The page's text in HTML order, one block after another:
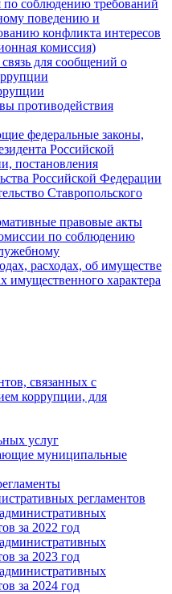
по соблюдению требований
поведению и
конфликта интересов
комиссия)
для сообщений о
противодействия
федеральные законы,
Российской
постановления
Российской Федерации
Ставропольского
правовые акты
по соблюдению
расходах, об имуществе
имущественного характера
связанных с
коррупции, для
услуг
муниципальные
регламентов
за 2022 год
за 2023 год
за 2024 год